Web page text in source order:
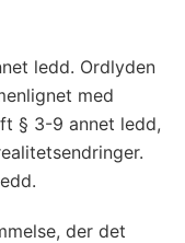
ledd. Ordlyden
med
§ 3-9 annet ledd,
der det